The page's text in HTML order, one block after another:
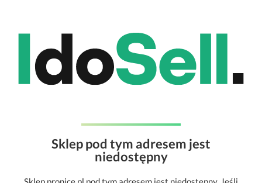
Sklep pod tym adresem jest
niedostępny